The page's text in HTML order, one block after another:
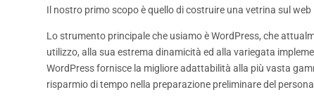
Il nostro primo scopo è quello di costruire una vetrina sul
Lo strumento principale che usiamo è WordPress, che
utilizzo, alla sua estrema dinamicità ed alla variegata
WordPress fornisce la migliore adattabilità alla più vasta
risparmio di tempo nella preparazione preliminare del